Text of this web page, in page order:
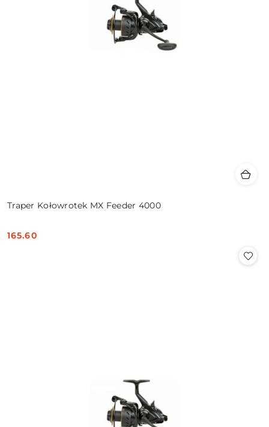
Traper Kołowrotek MX Feeder 4000
Cena:
165.60